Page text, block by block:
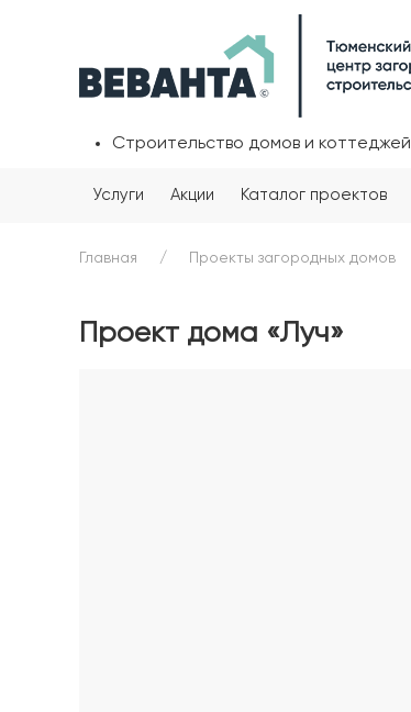
Строительство домов и коттеджей
Услуги Акции Каталог проектов
Главная Проекты загородных домов
Проект дома «Луч»